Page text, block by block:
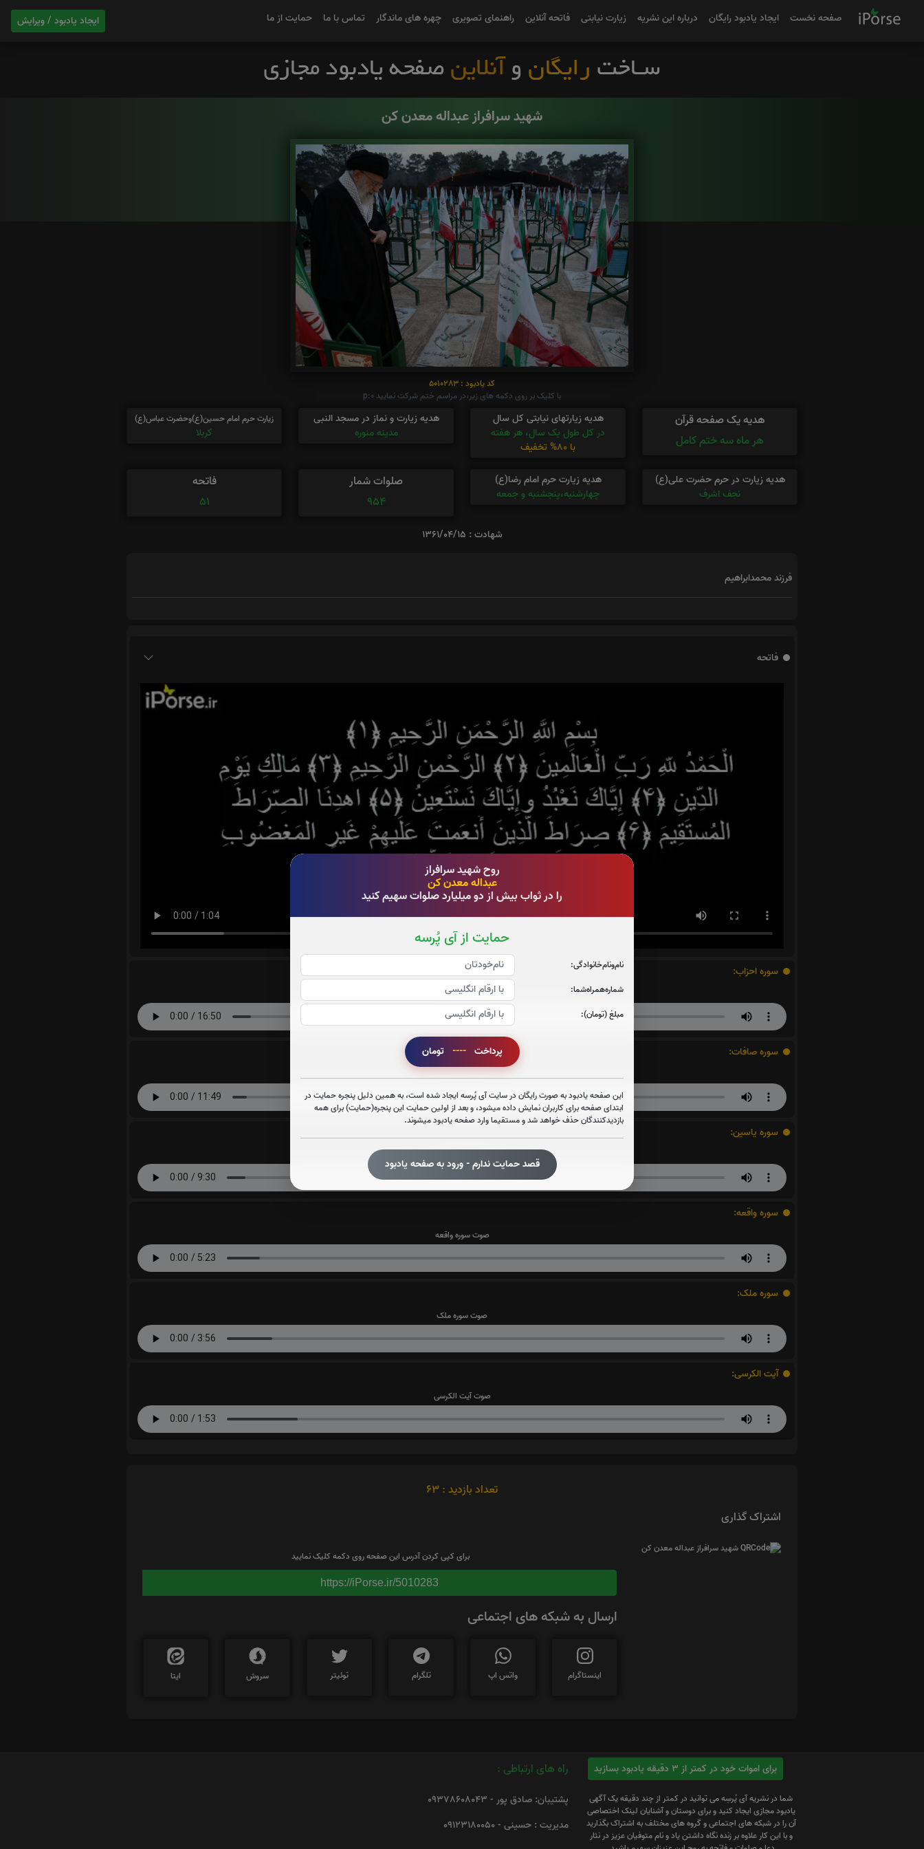
ایجاد یادبود / ویرایش صفحه نخست ایجاد یادبود رایگان درباره این نشریه زیارت نیابتی فاتحه آنلاین راهنمای تصویری چهره های ماندگار تماس با ما حمایت از ما
روح شهید سرافراز
عبداله معدن کن
را در ثواب بیش از دو میلیارد صلوات سهیم کنید
حمایت از آی پُرسه
نام‌و‌نام‌خانوادگی:
شماره‌همراه‌شما:
مبلغ (تومان):
پرداخت ---- تومان
این صفحه یادبود به صورت رایگان در سایت آی پُرسه ایجاد شده است، به همین دلیل پنجره حمایت در
ابتدای صفحه برای کاربران نمایش داده میشود، و بعد از اولین حمایت این پنجره(حمایت) برای همه
بازدیدکنندگان حذف خواهد شد و مستقیما وارد صفحه یادبود میشوند.
قصد حمایت ندارم - ورود به صفحه یادبود
شهید سرافراز عبداله معدن کن
کد یادبود : 5010283
با کلیک بر روی دکمه های زیر،در مراسم ختم شرکت نمایید p:0
هدیه یک صفحه قرآن
هر ماه سه ختم کامل
هدیه زیارتهای نیابتی کل سال
در کل طول یک سال، هر هفته
با 80% تخفیف
هدیه زیارت و نماز در مسجد النبی
مدینه منوره
زیارت حرم امام حسین(ع)وحضرت عباس(ع)
کربلا
هدیه زیارت در حرم حضرت علی(ع)
نجف اشرف
هدیه زیارت حرم امام رضا(ع)
چهارشنبه،پنجشنبه و جمعه
صلوات شمار
954
فاتحه
51
شهادت : 1361/04/15
فرزند محمدابراهیم
فاتحه
سوره احزاب:
صوت سوره احزاب
سوره صافات:
صوت سوره صافات
سوره یاسین:
سوره واقعه:
صوت سوره واقعه
سوره ملک:
صوت سوره ملک
آیت الکرسی:
صوت آیت الکرسی
تعداد بازدید : 63
اشتراک گذاری
برای کپی کردن آدرس این صفحه روی دکمه کلیک نمایید
https://iPorse.ir/5010283
ارسال به شبکه های اجتماعی
اینستاگرام واتس اپ تلگرام توئیتر سروش ایتا
برای اموات خود در کمتر از 3 دقیقه یادبود بسازید
شما در نشریه آی پُرسِه می توانید در کمتر از چند دقیقه یک آگهی
یادبود مجازی ایجاد کنید و برای دوستان و آشنایان لینک اختصاصی
آن را در شبکه های اجتماعی و گروه های مختلف به اشتراک بگذارید
و با این کار علاوه بر زنده نگاه داشتن یاد و نام متوفیان عزیز در نثار
راه های ارتباطی :
پشتیبان: صادق پور - 09378608043
مدیریت : حسینی - 09123180050